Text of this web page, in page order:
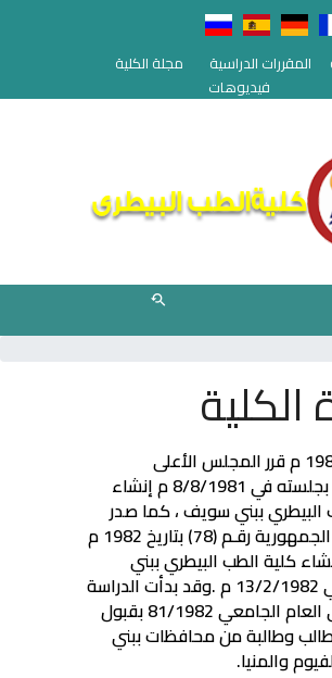
المقررات الدراسية
مجلة الكلية
فيديوهات
الكلية
م قرر المجلس الأعلى
للجامعات بجلسته في 8/8/1981 م إنشاء
البيطري ببني سويف ، كما صدر
قرار رئيس الجمهورية رقـم (78) بتاريخ 1982 م
كلية الطب البيطري ببني
م .وقد بدأت الدراسة
بالكلية في العام الجامعي 81/1982 بقبول
(50) طالب وطالبة من محافظات ببني
والمنيا.